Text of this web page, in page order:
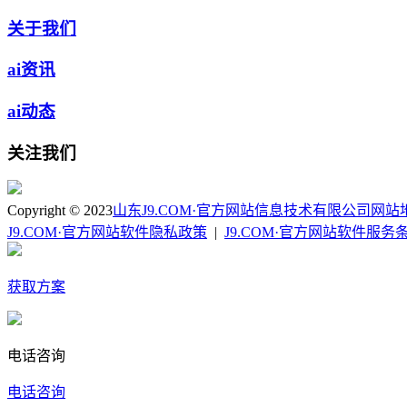
关于我们
ai资讯
ai动态
关注我们
Copyright © 2023山东J9.COM·官方网站信息技术有限公司 网站
J9.COM·官方网站软件隐私政策
J9.COM·官方网站软件服务
获取方案
电话咨询
电话咨询